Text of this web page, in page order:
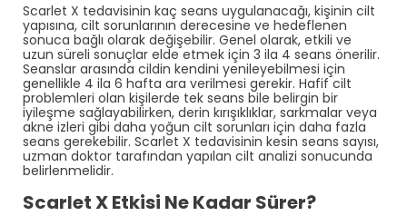
Scarlet X tedavisinin kaç seans uygulanacağı, kişinin cilt
yapısına, cilt sorunlarının derecesine ve hedeflenen
sonuca bağlı olarak değişebilir. Genel olarak, etkili ve
uzun süreli sonuçlar elde etmek için 3 ila 4 seans önerilir.
Seanslar arasında cildin kendini yenileyebilmesi için
genellikle 4 ila 6 hafta ara verilmesi gerekir. Hafif cilt
problemleri olan kişilerde tek seans bile belirgin bir
iyileşme sağlayabilirken, derin kırışıklıklar, sarkmalar veya
akne izleri gibi daha yoğun cilt sorunları için daha fazla
seans gerekebilir. Scarlet X tedavisinin kesin seans sayısı,
uzman doktor tarafından yapılan cilt analizi sonucunda
belirlenmelidir.
Scarlet X Etkisi Ne Kadar Sürer?